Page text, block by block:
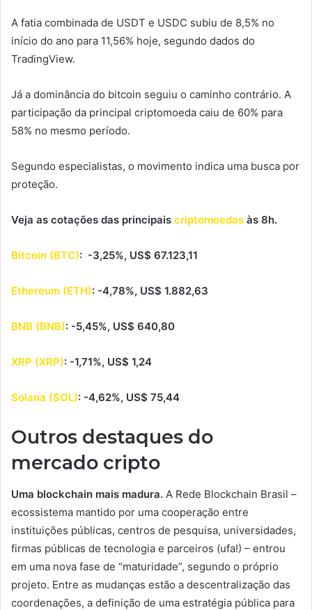
A fatia combinada de USDT e USDC subiu de 8,5% no
início do ano para 11,56% hoje, segundo dados do
TradingView.
Já a dominância do bitcoin seguiu o caminho contrário. A
participação da principal criptomoeda caiu de 60% para
58% no mesmo período.
Segundo especialistas, o movimento indica uma busca por
proteção.
Veja as cotações das principais criptomoedas às 8h.
Bitcoin (BTC): -3,25%, US$ 67.123,11
Ethereum (ETH): -4,78%, US$ 1.882,63
BNB (BNB): -5,45%, US$ 640,80
XRP (XRP): -1,71%, US$ 1,24
Solana (SOL): -4,62%, US$ 75,44
Outros destaques do
mercado cripto
Uma blockchain mais madura. A Rede Blockchain Brasil –
ecossistema mantido por uma cooperação entre
instituições públicas, centros de pesquisa, universidades,
firmas públicas de tecnologia e parceiros (ufa!) – entrou
em uma nova fase de “maturidade”, segundo o próprio
projeto. Entre as mudanças estão a descentralização das
coordenações, a definição de uma estratégia pública para